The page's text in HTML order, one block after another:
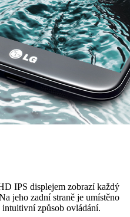
IPS displejem zobrazí každý
jeho zadní straně je umístěno
způsob ovládání.